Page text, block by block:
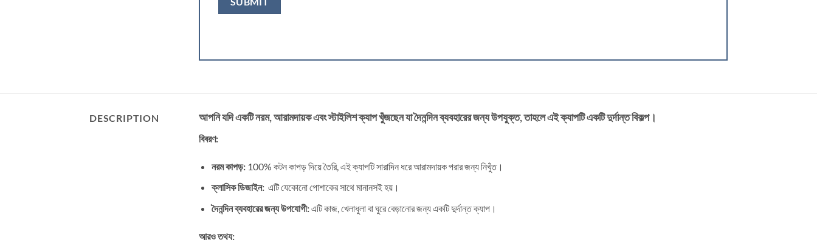
DESCRIPTION আপনি যদি একটি নরম, আরামদায়ক এবং স্টাইলিশ ক্যাপ খুঁজছেন যা দৈনন্দিন ব্যবহারের জন্য উপযুক্ত, তাহলে এই ক্যাপটি একটি দুর্দান্ত বিকল্প।
বিবরণ:
নরম কাপড়:100% কটন কাপড় দিয়ে তৈরি, এই ক্যাপটি সারাদিন ধরে আরামদায়ক পরার জন্য নিখুঁত।
ক্লাসিক ডিজাইন:এটি যেকোনো পোশাকের সাথে মানানসই হয়।
দৈনন্দিন ব্যবহারের জন্য উপযোগী:এটি কাজ, খেলাধুলা বা ঘুরে বেড়ানোর জন্য একটি দুর্দান্ত ক্যাপ।
আরও তথ্য: